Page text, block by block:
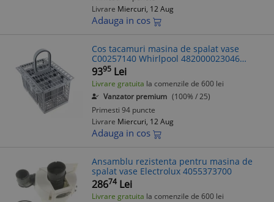
Livrare Miercuri, 12 Aug
Adauga in cos
Cos tacamuri masina de spalat vase
C00257140 Whirlpool 482000023046
compatibil
9395 Lei
Livrare gratuita la comenzile de 600 lei
Vanzator premium (100% / 25)
Primesti 94 puncte
Livrare Miercuri, 12 Aug
Adauga in cos
Ansamblu rezistenta pentru masina de
spalat vase Electrolux 4055373700
28674 Lei
Livrare gratuita la comenzile de 600 lei